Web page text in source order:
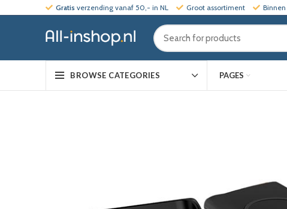
Gratis verzending vanaf 50,- in NL Groot assortiment Binnen
BROWSE CATEGORIES PAGES